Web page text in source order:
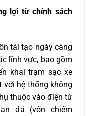
lợi từ chính sách
tái tạo ngày càng
lĩnh vực, bao gồm
khai trạm sạc xe
với hệ thống không
thuộc vào điện từ
đá (vốn chiếm